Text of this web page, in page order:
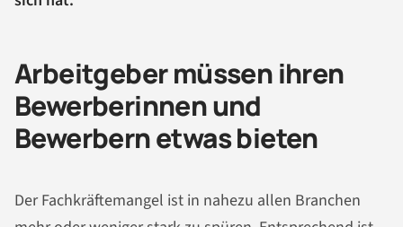
Arbeitgeber müssen ihren
Bewerberinnen und
Bewerbern etwas bieten
Der Fachkräftemangel ist in nahezu allen Branchen